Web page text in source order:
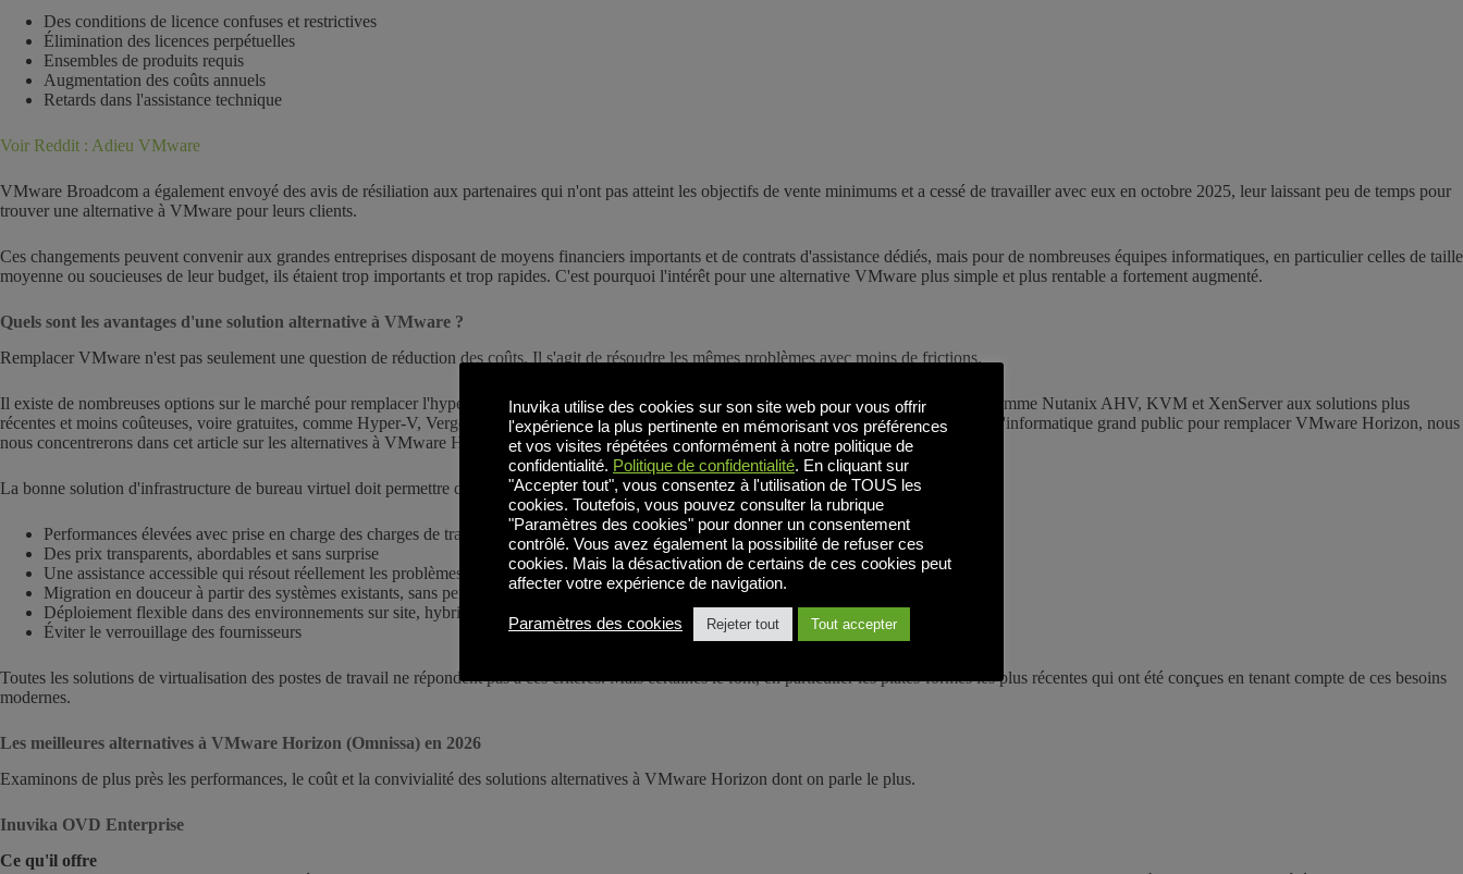
Des conditions de licence confuses et restrictives
Élimination des licences perpétuelles
Ensembles de produits requis
Augmentation des coûts annuels
Retards dans l'assistance technique
Voir Reddit : Adieu VMware
VMware Broadcom a également envoyé des avis de résiliation aux partenaires qui n'ont pas atteint les objectifs de vente minimums et a cessé de travailler avec eux en octobre 2025, leur laissant peu de temps pour
trouver une alternative à VMware pour leurs clients.
Ces changements peuvent convenir aux grandes entreprises disposant de moyens financiers importants et de contrats d'assistance dédiés, mais pour de nombreuses équipes informatiques, en particulier celles de taille
moyenne ou soucieuses de leur budget, ils étaient trop importants et trop rapides. C'est pourquoi l'intérêt pour une alternative VMware plus simple et plus rentable a fortement augmenté.
Quels sont les avantages d'une solution alternative à VMware ?
Remplacer VMware n'est pas seulement une question de réduction des coûts. Il s'agit de résoudre les mêmes problèmes avec moins de frictions.
Il existe de nombreuses options sur le marché pour remplacer l'hyperviseur VMware Broadcom. Elles vont des solutions établies de longue date comme Nutanix AHV, KVM et XenServer aux solutions plus
récentes et moins coûteuses, voire gratuites, comme Hyper-V, VergeOS et ProxmoxVE. Étant donné qu'il existe moins d'options sur le marché de l'informatique grand public pour remplacer VMware Horizon, nous
nous concentrerons dans cet article sur les alternatives à VMware Horizon.
La bonne solution d'infrastructure de bureau virtuel doit permettre d'atteindre les objectifs fixés :
Performances élevées avec prise en charge des charges de travail réelles
Des prix transparents, abordables et sans surprise
Une assistance accessible qui résout réellement les problèmes
Migration en douceur à partir des systèmes existants, sans perturbations majeures
Déploiement flexible dans des environnements sur site, hybrides ou en nuage
Éviter le verrouillage des fournisseurs
Toutes les solutions de virtualisation des postes de travail ne répondent pas à ces critères. Mais certaines le font, en particulier les plates-formes les plus récentes qui ont été conçues en tenant compte de ces besoins
modernes.
Les meilleures alternatives à VMware Horizon (Omnissa) en 2026
Examinons de plus près les performances, le coût et la convivialité des solutions alternatives à VMware Horizon dont on parle le plus.
Inuvika OVD Enterprise
Ce qu'il offre
Inuvika utilise des cookies sur son site web pour vous offrir
l'expérience la plus pertinente en mémorisant vos préférences
et vos visites répétées conformément à notre politique de
confidentialité. Politique de confidentialité. En cliquant sur
"Accepter tout", vous consentez à l'utilisation de TOUS les
cookies. Toutefois, vous pouvez consulter la rubrique
"Paramètres des cookies" pour donner un consentement
contrôlé. Vous avez également la possibilité de refuser ces
cookies. Mais la désactivation de certains de ces cookies peut
affecter votre expérience de navigation.
Paramètres des cookies Rejeter tout Tout accepter